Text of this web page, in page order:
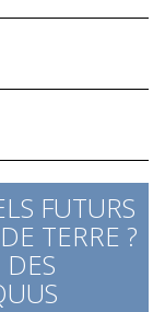
FUTURS
TERRE ?